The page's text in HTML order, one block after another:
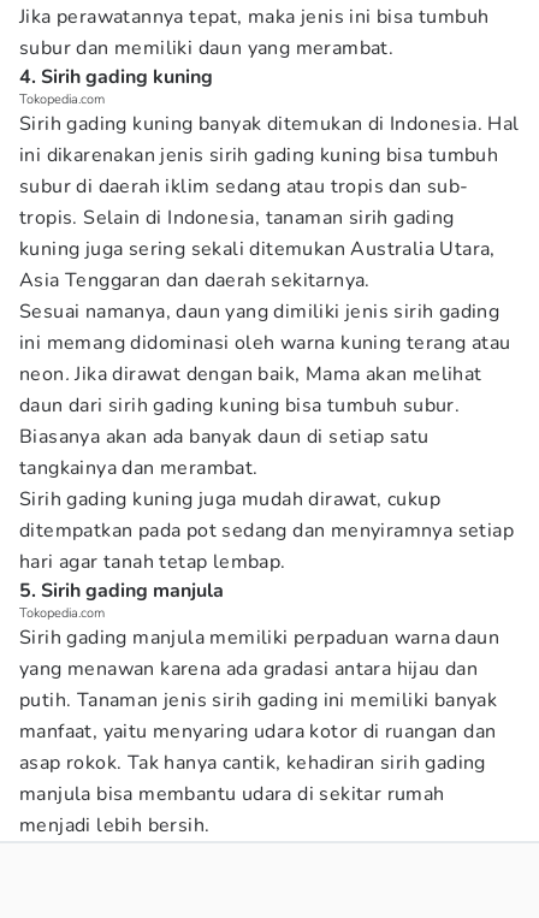
Jika perawatannya tepat, maka jenis ini bisa tumbuh
subur dan memiliki daun yang merambat.
4. Sirih gading kuning
Tokopedia.com
Sirih gading kuning banyak ditemukan di Indonesia. Hal
ini dikarenakan jenis sirih gading kuning bisa tumbuh
subur di daerah iklim sedang atau tropis dan sub-
tropis. Selain di Indonesia, tanaman sirih gading
kuning juga sering sekali ditemukan Australia Utara,
Asia Tenggaran dan daerah sekitarnya.
Sesuai namanya, daun yang dimiliki jenis sirih gading
ini memang didominasi oleh warna kuning terang atau
neon. Jika dirawat dengan baik, Mama akan melihat
daun dari sirih gading kuning bisa tumbuh subur.
Biasanya akan ada banyak daun di setiap satu
tangkainya dan merambat.
Sirih gading kuning juga mudah dirawat, cukup
ditempatkan pada pot sedang dan menyiramnya setiap
hari agar tanah tetap lembap.
5. Sirih gading manjula
Tokopedia.com
Sirih gading manjula memiliki perpaduan warna daun
yang menawan karena ada gradasi antara hijau dan
putih. Tanaman jenis sirih gading ini memiliki banyak
manfaat, yaitu menyaring udara kotor di ruangan dan
asap rokok. Tak hanya cantik, kehadiran sirih gading
manjula bisa membantu udara di sekitar rumah
menjadi lebih bersih.